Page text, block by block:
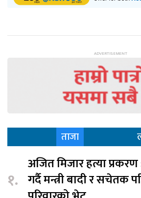
ताजा
१.
अजित मिजार हत्या
गर्दै मन्त्री बादी र सचेतक